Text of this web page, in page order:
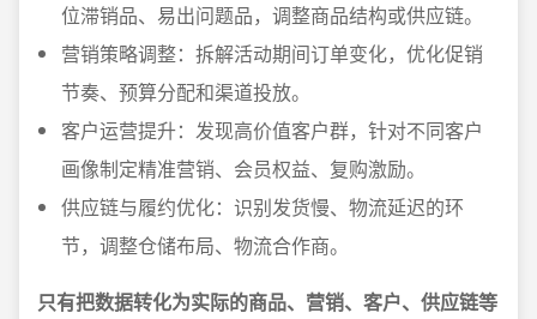
位滞销品、易出问题品，调整商品结构或供应链。
营销策略调整：拆解活动期间订单变化，优化促销
节奏、预算分配和渠道投放。
客户运营提升：发现高价值客户群，针对不同客户
画像制定精准营销、会员权益、复购激励。
供应链与履约优化：识别发货慢、物流延迟的环
节，调整仓储布局、物流合作商。
只有把数据转化为实际的商品、营销、客户、供应链等